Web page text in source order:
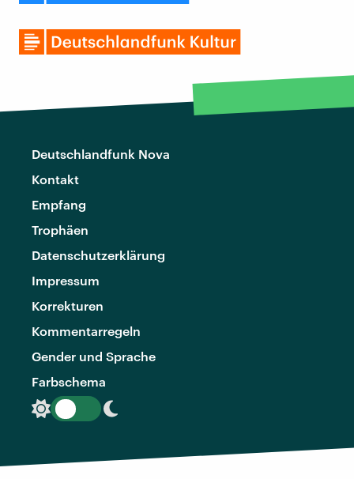
Deutschlandfunk Nova
Kontakt
Empfang
Trophäen
Datenschutzerklärung
Impressum
Korrekturen
Kommentarregeln
Gender und Sprache
Farbschema